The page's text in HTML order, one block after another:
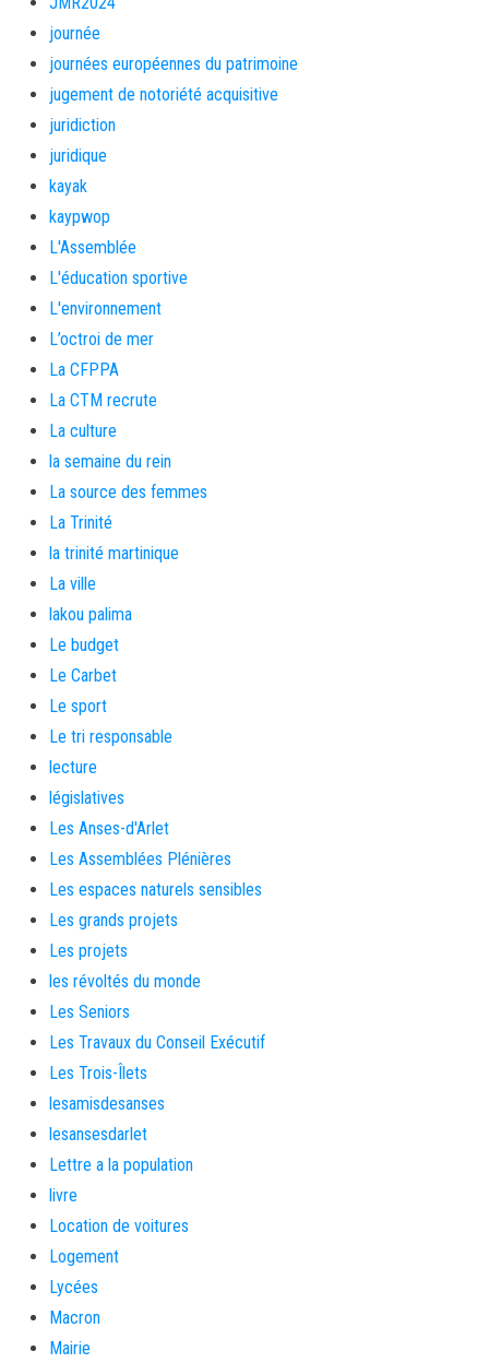
journée
journées européennes du patrimoine
jugement de notoriété acquisitive
juridiction
juridique
kayak
kaypwop
L'Assemblée
L'éducation sportive
L'environnement
L’octroi de mer
La CFPPA
La CTM recrute
La culture
la semaine du rein
La source des femmes
La Trinité
la trinité martinique
La ville
lakou palima
Le budget
Le Carbet
Le sport
Le tri responsable
lecture
législatives
Les Anses-d'Arlet
Les Assemblées Plénières
Les espaces naturels sensibles
Les grands projets
Les projets
les révoltés du monde
Les Seniors
Les Travaux du Conseil Exécutif
Les Trois-Îlets
lesamisdesanses
lesansesdarlet
Lettre a la population
livre
Location de voitures
Logement
Lycées
Macron
Mairie